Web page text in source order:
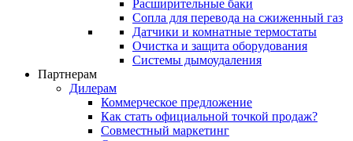
Расширительные баки
Сопла для перевода на сжиженный газ
Датчики и комнатные термостаты
Очистка и защита оборудования
Системы дымоудаления
Партнерам
Дилерам
Коммерческое предложение
Как стать официальной точкой продаж?
Совместный маркетинг